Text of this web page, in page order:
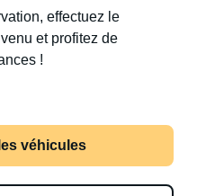
effectuez le
et profitez de
!
véhicules